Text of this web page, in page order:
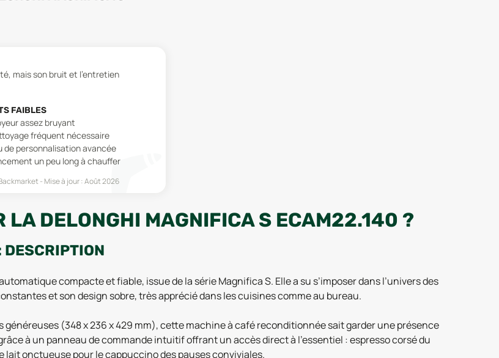
mais son bruit et l’entretien
FAIBLES
assez bruyant
fréquent nécessaire
de personnalisation avancée
un peu long à chauffer
Mise à jour :Août 2026
LA DELONGHI MAGNIFICA S ECAM22.140 ?
compacte et fiable, issue de la série Magnifica S. Elle a su s’imposer dans l’univers des
et son design sobre, très apprécié dans les cuisines comme au bureau.
(348 x 236 x 429 mm), cette machine à café reconditionnée sait garder une présence
à un panneau de commande intuitif offrant un accès direct à l’essentiel : espresso corsé du
onctueuse pour le cappuccino des pauses conviviales.